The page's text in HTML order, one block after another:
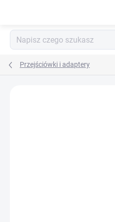
Przejściówki i adaptery